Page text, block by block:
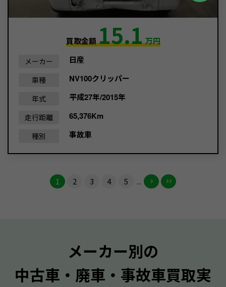
買取金額15.1万円
メーカー 日産
車種 NV100クリッパー
年式 平成27年/2015年
走行距離 65,376Km
種別 事故車
1 2 3 4 5 ...
メーカー別の
中古車・廃車・事故車買取実